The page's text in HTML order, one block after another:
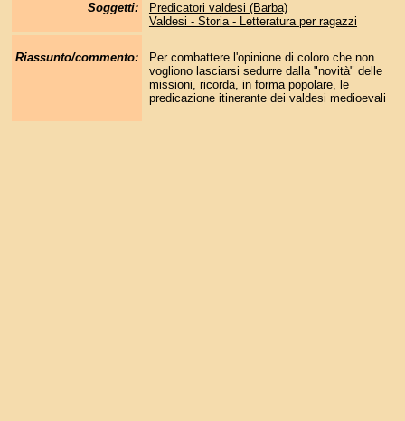
Soggetti:
Predicatori valdesi (Barba)
Valdesi - Storia - Letteratura per ragazzi
Riassunto/commento:
Per combattere l'opinione di coloro che non
vogliono lasciarsi sedurre dalla "novità" delle
missioni, ricorda, in forma popolare, le
predicazione itinerante dei valdesi medioevali